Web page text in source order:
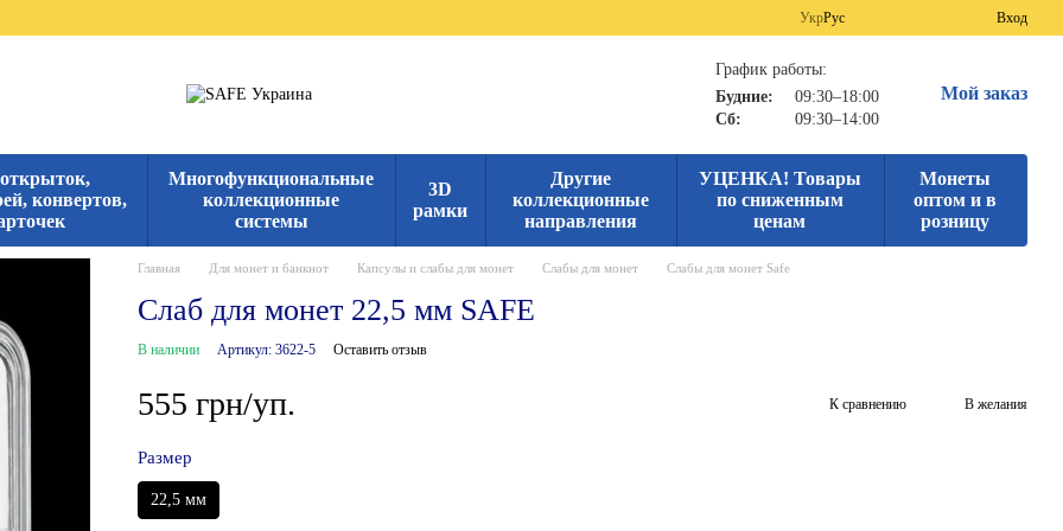
УкрРус Вход
График работы:
Будние:
09:30–18:00
Сб:
09:30–14:00
Мой заказ
конвертов,
Многофункциональные
коллекционные
системы
3D
рамки
Другие
коллекционные
направления
УЦЕНКА! Товары
по сниженным
ценам
Монеты
оптом и в
розницу
Главная Для монет и банкнот Капсулы и слабы для монет Cлабы для монет Cлабы для монет Safe
Слаб для монет 22,5 мм SAFE
В наличии Артикул: 3622-5 Оставить отзыв
555 грн/уп. К сравнению В желания
Размер
22,5 мм